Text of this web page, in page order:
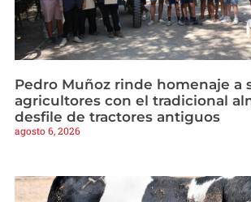
Pedro Muñoz rinde homenaje a
agricultores con el tradicional
desfile de tractores antiguos
agosto 6, 2026